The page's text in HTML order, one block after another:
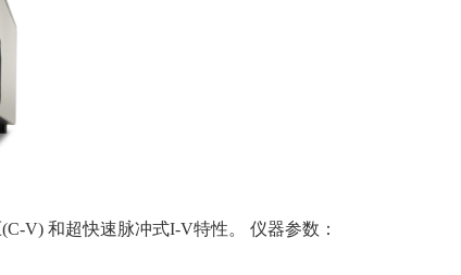
V) 和超快速脉冲式I-V特性。 仪器参数：